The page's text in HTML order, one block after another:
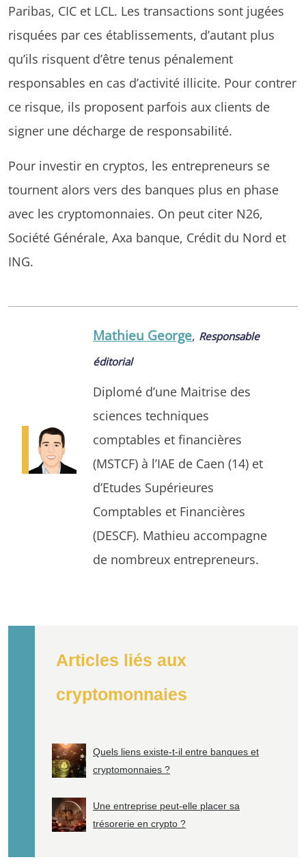
Paribas, CIC et LCL. Les transactions sont jugées
risquées par ces établissements, d’autant plus
qu’ils risquent d’être tenus pénalement
responsables en cas d’activité illicite. Pour contrer
ce risque, ils proposent parfois aux clients de
signer une décharge de responsabilité.
Pour investir en cryptos, les entrepreneurs se
tournent alors vers des banques plus en phase
avec les cryptomonnaies. On peut citer N26,
Société Générale, Axa banque, Crédit du Nord et
ING.
Articles liés aux
cryptomonnaies
Quels liens existe-t-il entre banques et
cryptomonnaies ?
Une entreprise peut-elle placer sa
trésorerie en crypto ?
Mathieu George, Responsable
éditorial
Diplomé d’une Maitrise des
sciences techniques
comptables et financières
(MSTCF) à l’IAE de Caen (14) et
d’Etudes Supérieures
Comptables et Financières
(DESCF). Mathieu accompagne
de nombreux entrepreneurs.